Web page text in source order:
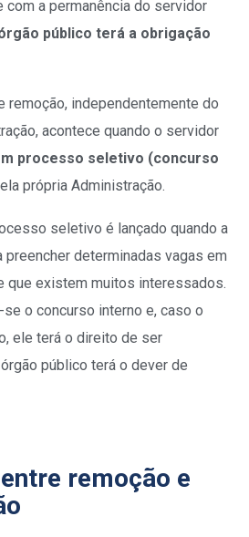
com a permanência do servidor
público terá a obrigação
remoção, independentemente do
acontece quando o servidor
processo seletivo (concurso
própria Administração.
seletivo é lançado quando a
determinadas vagas em
que existem muitos interessados.
o concurso interno e, caso o
ele terá o direito de ser
público terá o dever de
remoção e